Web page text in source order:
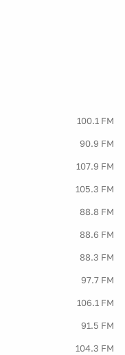
100.1 FM
90.9 FM
107.9 FM
105.3 FM
88.8 FM
88.6 FM
88.3 FM
97.7 FM
106.1 FM
91.5 FM
104.3 FM